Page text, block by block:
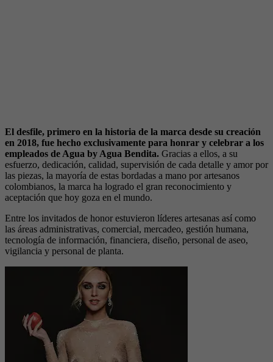
El desfile, primero en la historia de la marca desde su creación
en 2018, fue hecho exclusivamente para honrar y celebrar a los
empleados de Agua by Agua Bendita. Gracias a ellos, a su
esfuerzo, dedicación, calidad, supervisión de cada detalle y amor por
las piezas, la mayoría de estas bordadas a mano por artesanos
colombianos, la marca ha logrado el gran reconocimiento y
aceptación que hoy goza en el mundo.
Entre los invitados de honor estuvieron líderes artesanas así como
las áreas administrativas, comercial, mercadeo, gestión humana,
tecnología de información, financiera, diseño, personal de aseo,
vigilancia y personal de planta.